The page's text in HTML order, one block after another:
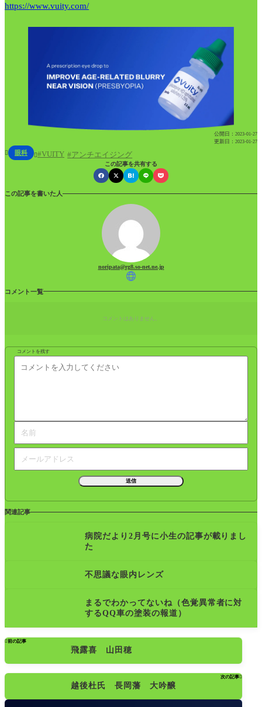
https://www.vuity.com/
 眼科  VUITY アンチエイジング
公開日： 2023-01-27
更新日： 2023-01-27
この記事を共有する
この記事を書いた人
noripata@rg8.so-net.ne.jp
コメント一覧
コメントはありません。
コメントを残す
関連記事
病院だより2月号に小生の記事が載りまし
た
不思議な眼内レンズ
まるでわかってないね（色覚異常者に対
するQQ車の塗装の報道）
前の記事
飛露喜 山田穂
次の記事
越後杜氏 長岡藩 大吟醸